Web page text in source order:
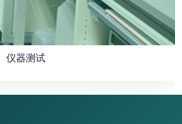
仪器测试